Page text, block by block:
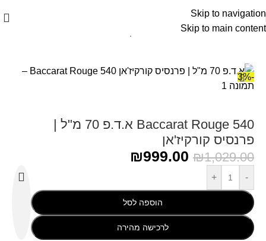
Skip to navigation
Skip to main content
עמוד הבית/Maison francis - מייסון פרנסיס
-3%
Baccarat Rouge 540 א.ד.פ 70 מ"ל |
פרנסיס קורקיז'אן
₪1,029.00
₪999.00
-
+
הוספה לסל
לרכישה מהירה